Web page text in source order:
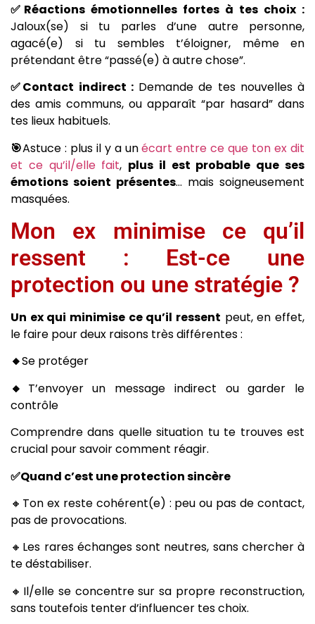
✅Réactions émotionnelles fortes à tes choix :
Jaloux(se) si tu parles d’une autre personne,
agacé(e) si tu sembles t’éloigner, même en
prétendant être “passé(e) à autre chose”.
✅Contact indirect :Demande de tes nouvelles à
des amis communs, ou apparaît “par hasard” dans
tes lieux habituels.
🎯Astuce : plus il y a unécart entre ce que ton ex dit
et ce qu’il/elle fait, plus il est probable que ses
émotions soient présentes… mais soigneusement
masquées.
Mon ex minimise ce qu’il
ressent : Est-ce une
protection ou une stratégie ?
Un ex qui minimise ce qu’il ressent peut, en effet,
le faire pour deux raisons très différentes :
🔸Se protéger
🔸 T’envoyer un message indirect ou garder le
contrôle
Comprendre dans quelle situation tu te trouves est
crucial pour savoir comment réagir.
✅Quand c’est une protection sincère
🔸Ton ex reste cohérent(e) : peu ou pas de contact,
pas de provocations.
🔸Les rares échanges sont neutres, sans chercher à
te déstabiliser.
🔸Il/elle se concentre sur sa propre reconstruction,
sans toutefois tenter d’influencer tes choix.